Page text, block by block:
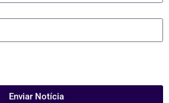
Enviar Notícia